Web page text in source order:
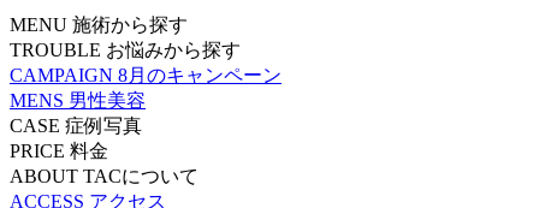
MENU 施術から探す
TROUBLE お悩みから探す
CAMPAIGN 8月のキャンペーン
MENS 男性美容
CASE 症例写真
PRICE 料金
ABOUT TACについて
ACCESS アクセス